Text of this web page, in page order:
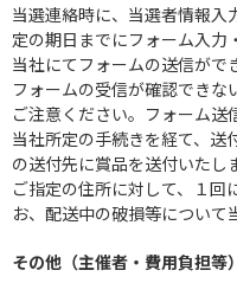
当選連絡時に、当選者情報入
定の期日までにフォーム入力
当社にてフォームの送信がで
フォームの受信が確認できな
ご注意ください。フォーム送
当社所定の手続きを経て、送
の送付先に賞品を送付いたし
ご指定の住所に対して、１回
お、配送中の破損等について
その他（主催者・費用負担等）